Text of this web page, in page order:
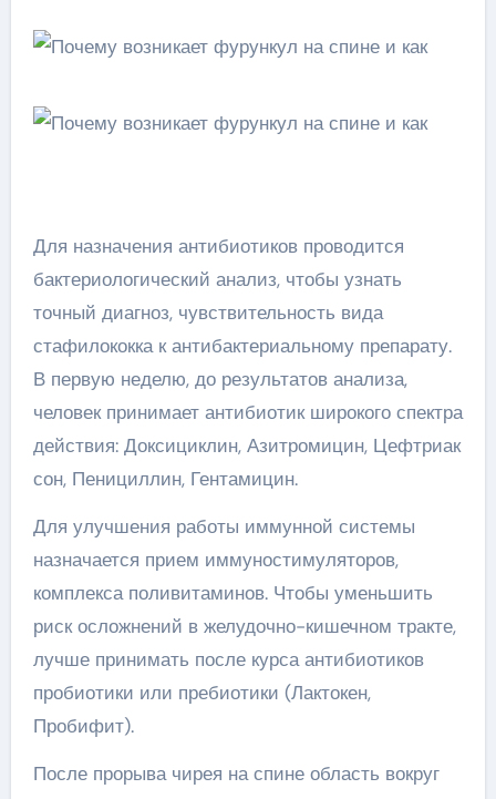
Для назначения антибиотиков проводится
бактериологический анализ, чтобы узнать
точный диагноз, чувствительность вида
стафилококка к антибактериальному препарату.
В первую неделю, до результатов анализа,
человек принимает антибиотик широкого спектра
действия: Доксициклин, Азитромицин, Цефтриак
сон, Пенициллин, Гентамицин.
Для улучшения работы иммунной системы
назначается прием иммуностимуляторов,
комплекса поливитаминов. Чтобы уменьшить
риск осложнений в желудочно-кишечном тракте,
лучше принимать после курса антибиотиков
пробиотики или пребиотики (Лактокен,
Пробифит).
После прорыва чирея на спине область вокруг